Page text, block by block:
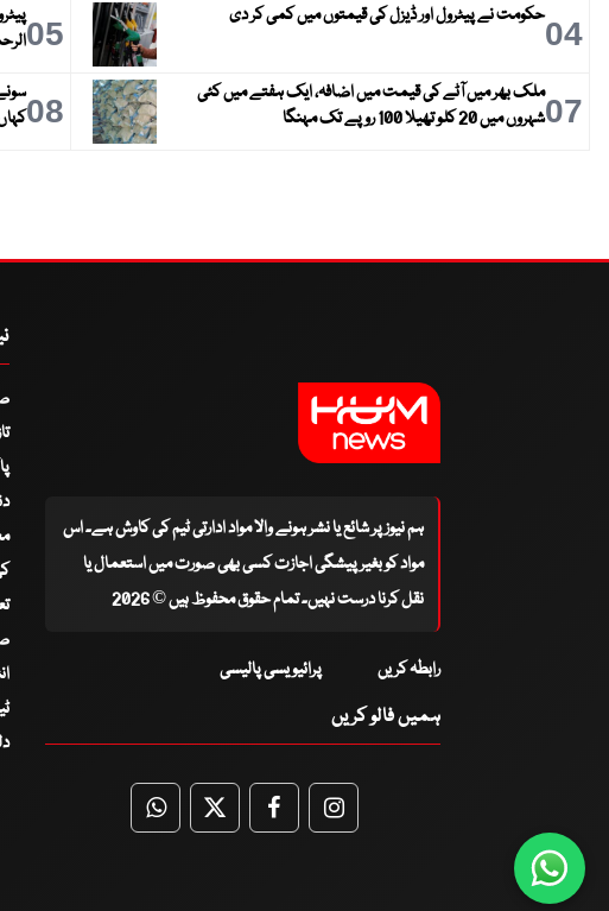
04حکومت نے پیٹرول اور ڈیزل کی قیمتوں میں کمی کر دی 05
07ملک بھر میں آٹے کی قیمت میں اضافہ، ایک ہفتے میں کئی
شہروں میں 20 کلو تھیلا 100 روپے تک مہنگا
08
ہم نیوز پر شائع یا نشر ہونے والا مواد ادارتی ٹیم کی کاوش ہے۔ اس
مواد کو بغیر پیشگی اجازت کسی بھی صورت میں استعمال یا
نقل کرنا درست نہیں۔ تمام حقوق محفوظ ہیں © 2026
رابطہ کریں پرائیویسی پالیسی
ہمیں فالو کریں
WhatsApp
TwitterFacebookFacebook